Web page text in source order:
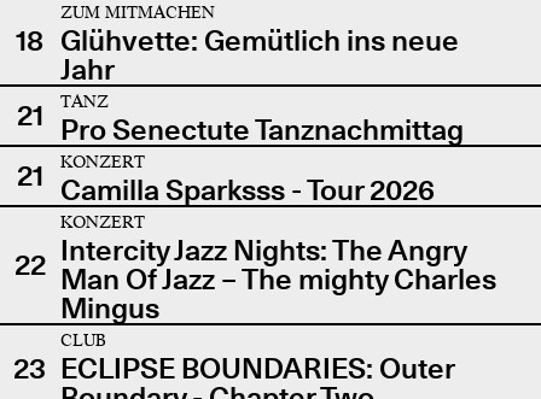
18
ZUM MITMACHEN
Glühvette: Gemütlich ins neue
Jahr
21
TANZ
Pro Senectute Tanznachmittag
21
KONZERT
Camilla Sparksss - Tour 2026
22
KONZERT
Intercity Jazz Nights: The Angry
Man Of Jazz – The mighty Charles
Mingus
23
CLUB
ECLIPSE BOUNDARIES: Outer